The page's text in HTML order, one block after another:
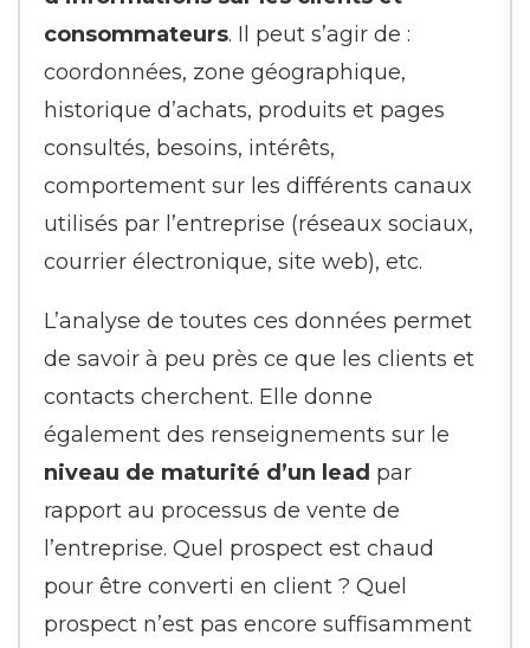
consommateurs. Il peut s’agir de :
coordonnées, zone géographique,
historique d’achats, produits et pages
consultés, besoins, intérêts,
comportement sur les différents canaux
utilisés par l’entreprise (réseaux sociaux,
courrier électronique, site web), etc.
L’analyse de toutes ces données permet
de savoir à peu près ce que les clients et
contacts cherchent. Elle donne
également des renseignements sur le
niveau de maturité d’un lead par
rapport au processus de vente de
l’entreprise. Quel prospect est chaud
pour être converti en client ? Quel
prospect n’est pas encore suffisamment